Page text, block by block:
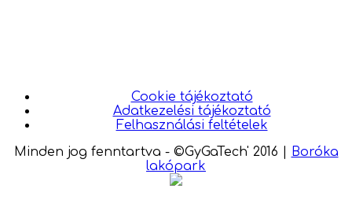
Cookie tájékoztató
Adatkezelési tájékoztató
Felhasználási feltételek
Minden jog fenntartva - ©GyGaTech' 2016
Boróka
lakópark